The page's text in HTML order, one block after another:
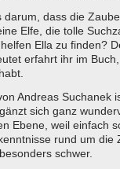
darum, dass die
Elfe, die tolle
Ella zu finden?
erfahrt ihr im
Andreas Suchanek
sich ganz
Ebene, weil einfach
rund um
schwer.